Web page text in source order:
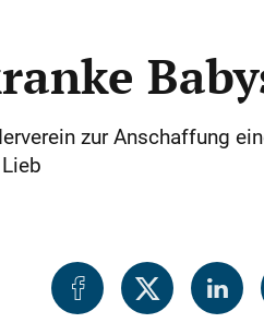
zur Anschaffung